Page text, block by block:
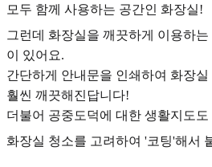
모두 함께 사용하는 공간인 화장실!
그런데 화장실을 깨끗하게 이용하
이 있어요.
간단하게 안내문을 인쇄하여 화장실
훨씬 깨끗해진답니다!
더불어 공중도덕에 대한 생활지도도
화장실 청소를 고려하여 '코팅'해서